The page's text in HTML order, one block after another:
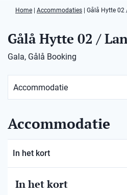
Home Accommodaties Gålå Hytte 02
Gålå Hytte 02 /
Gala, Gålå Booking
Accommodatie
In het kort
In het kort